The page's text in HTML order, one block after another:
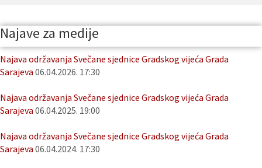
Najave za medije
Najava održavanja Svečane sjednice Gradskog vijeća Grada
Sarajeva 06.04.2026. 17:30
Najava održavanja Svečane sjednice Gradskog vijeća Grada
Sarajeva 06.04.2025. 19:00
Najava održavanja Svečane sjednice Gradskog vijeća Grada
Sarajeva 06.04.2024. 17:30